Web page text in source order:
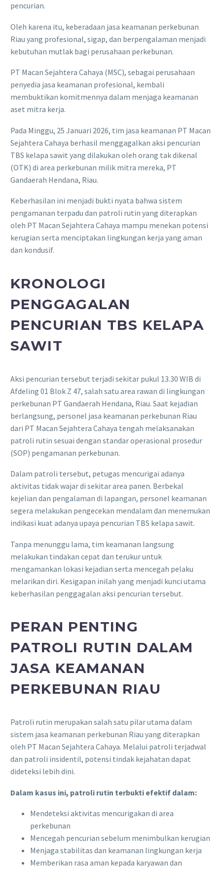
pencurian.
Oleh karena itu, keberadaan jasa keamanan perkebunan
Riau yang profesional, sigap, dan berpengalaman menjadi
kebutuhan mutlak bagi perusahaan perkebunan.
PT Macan Sejahtera Cahaya (MSC), sebagai perusahaan
penyedia jasa keamanan profesional, kembali
membuktikan komitmennya dalam menjaga keamanan
aset mitra kerja.
Pada Minggu, 25 Januari 2026, tim jasa keamanan PT Macan
Sejahtera Cahaya berhasil menggagalkan aksi pencurian
TBS kelapa sawit yang dilakukan oleh orang tak dikenal
(OTK) di area perkebunan milik mitra mereka, PT
Gandaerah Hendana, Riau.
Keberhasilan ini menjadi bukti nyata bahwa sistem
pengamanan terpadu dan patroli rutin yang diterapkan
oleh PT Macan Sejahtera Cahaya mampu menekan potensi
kerugian serta menciptakan lingkungan kerja yang aman
dan kondusif.
KRONOLOGI
PENGGAGALAN
PENCURIAN TBS KELAPA
SAWIT
Aksi pencurian tersebut terjadi sekitar pukul 13.30 WIB di
Afdeling 01 Blok Z 47, salah satu area rawan di lingkungan
perkebunan PT Gandaerah Hendana, Riau. Saat kejadian
berlangsung, personel jasa keamanan perkebunan Riau
dari PT Macan Sejahtera Cahaya tengah melaksanakan
patroli rutin sesuai dengan standar operasional prosedur
(SOP) pengamanan perkebunan.
Dalam patroli tersebut, petugas mencurigai adanya
aktivitas tidak wajar di sekitar area panen. Berbekal
kejelian dan pengalaman di lapangan, personel keamanan
segera melakukan pengecekan mendalam dan menemukan
indikasi kuat adanya upaya pencurian TBS kelapa sawit.
Tanpa menunggu lama, tim keamanan langsung
melakukan tindakan cepat dan terukur untuk
mengamankan lokasi kejadian serta mencegah pelaku
melarikan diri. Kesigapan inilah yang menjadi kunci utama
keberhasilan penggagalan aksi pencurian tersebut.
PERAN PENTING
PATROLI RUTIN DALAM
JASA KEAMANAN
PERKEBUNAN RIAU
Patroli rutin merupakan salah satu pilar utama dalam
sistem jasa keamanan perkebunan Riau yang diterapkan
oleh PT Macan Sejahtera Cahaya. Melalui patroli terjadwal
dan patroli insidentil, potensi tindak kejahatan dapat
dideteksi lebih dini.
Dalam kasus ini, patroli rutin terbukti efektif dalam:
Mendeteksi aktivitas mencurigakan di area
perkebunan
Mencegah pencurian sebelum menimbulkan kerugian
Menjaga stabilitas dan keamanan lingkungan kerja
Memberikan rasa aman kepada karyawan dan